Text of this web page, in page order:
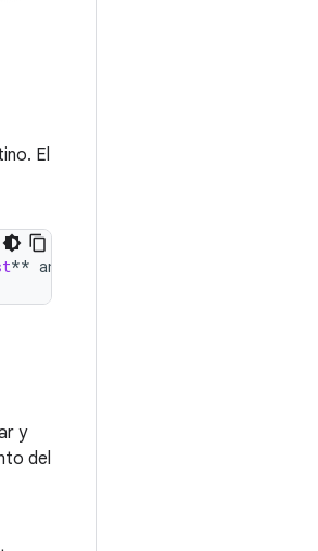
El
** androidx
y
del